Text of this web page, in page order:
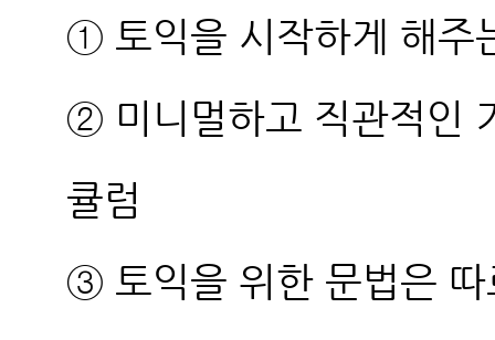
① 토익을 시작하게 해주
② 미니멀하고 직관적인
큘럼
③ 토익을 위한 문법은